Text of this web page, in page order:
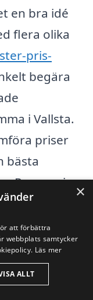
en bra idé
flera olika
pris-
begära
i Vallsta.
priser
bästa
Renovering
ditt
du få ett
utan
×
att förbättra
webbplats samtycker
Läs mer
ALLT